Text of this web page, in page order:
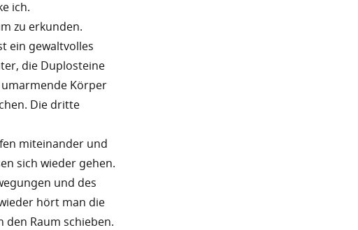
ich.
zu erkunden.
ein gewaltvolles
die Duplosteine
Körper
Die dritte
miteinander und
sich wieder gehen.
und des
hört man die
Raum schieben.